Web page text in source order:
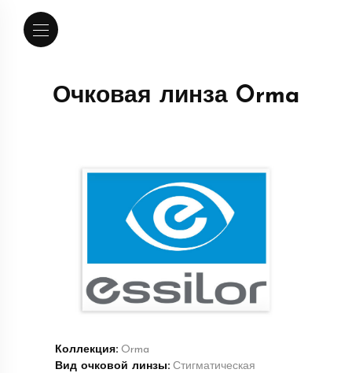
Очковая линза Orma
Коллекция: Orma
Вид очковой линзы: Стигматическая